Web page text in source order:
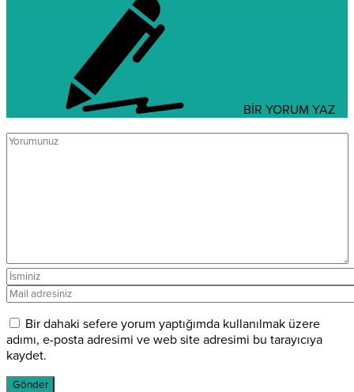
BİR YORUM YAZ
Bir dahaki sefere yorum yaptığımda kullanılmak üzere
adımı, e-posta adresimi ve web site adresimi bu tarayıcıya
kaydet.